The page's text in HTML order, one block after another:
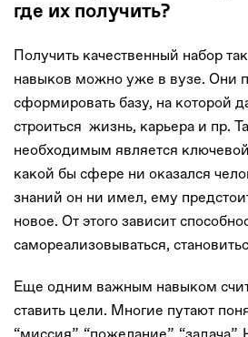
где их получить?
Получить качественный набор
навыков можно уже в вузе. Они
сформировать базу, на которой
строиться жизнь, карьера и пр.
необходимым является
какой бы сфере ни оказался
знаний он ни имел, ему
новое. От этого зависит
самореализовываться,
Еще одним важным навыком
ставить цели. Многие путают
“миссия”, “пожелание”,